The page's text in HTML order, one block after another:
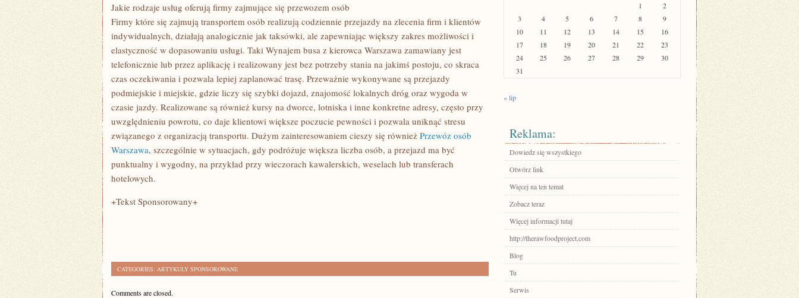
PROPONUJĄ
FIRMY
ZAJMUJĄCE
SIĘ
PRZEWOZEM
OSÓB
Jakie rodzaje usług oferują firmy zajmujące się przewozem osób
Firmy które się zajmują transportem osób realizują codziennie przejazdy na zlecenia firm i klientów
indywidualnych, działają analogicznie jak taksówki, ale zapewniając większy zakres możliwości i
elastyczność w dopasowaniu usługi. Taki Wynajem busa z kierowca Warszawa zamawiany jest
telefonicznie lub przez aplikację i realizowany jest bez potrzeby stania na jakimś postoju, co skraca
czas oczekiwania i pozwala lepiej zaplanować trasę. Przeważnie wykonywane są przejazdy
podmiejskie i miejskie, gdzie liczy się szybki dojazd, znajomość lokalnych dróg oraz wygoda w
czasie jazdy. Realizowane są również kursy na dworce, lotniska i inne konkretne adresy, często przy
uwzględnieniu powrotu, co daje klientowi większe poczucie pewności i pozwala uniknąć stresu
związanego z organizacją transportu. Dużym zainteresowaniem cieszy się również Przewóz osób
Warszawa, szczególnie w sytuacjach, gdy podróżuje większa liczba osób, a przejazd ma być
punktualny i wygodny, na przykład przy wieczorach kawalerskich, weselach lub transferach
hotelowych.
+Tekst Sponsorowany+
CATEGORIES: ARTYKUŁY SPONSOROWANE
Comments are closed.
1
2
3
4 5 6 7 8
9
10
11 12 13 14 15
16
17
18 19 20 21 22
23
24
25 26 27 28 29
30
31
« lip
Reklama:
Dowiedz się wszystkiego
Otwórz link
Więcej na ten temat
Zobacz teraz
Więcej informacji tutaj
http://therawfoodproject.com
Blog
Tu
Serwis